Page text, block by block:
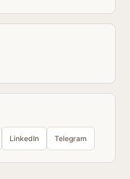
LinkedIn Telegram